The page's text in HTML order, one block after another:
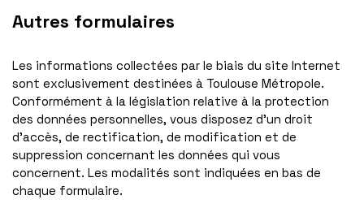
Autres formulaires
Les informations collectées par le biais du site Internet
sont exclusivement destinées à Toulouse Métropole.
Conformément à la législation relative à la protection
des données personnelles, vous disposez d’un droit
d’accès, de rectification, de modification et de
suppression concernant les données qui vous
concernent. Les modalités sont indiquées en bas de
chaque formulaire.